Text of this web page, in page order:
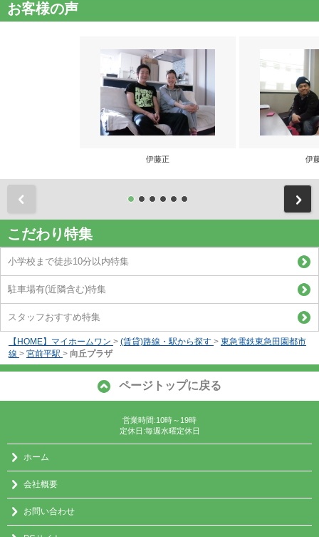
お客様の声
伊藤正 伊
こだわり特集
小学校まで徒歩10分以内特集
駐車場有(近隣含む)特集
スタッフおすすめ特集
【HOME】マイホームワン > (賃貸)路線・駅から探す > 東急電鉄東急田園都市
線 > 宮前平駅 > 向丘プラザ
ページトップに戻る
営業時間:10時～19時
定休日:毎週水曜定休日
ホーム
会社概要
お問い合わせ